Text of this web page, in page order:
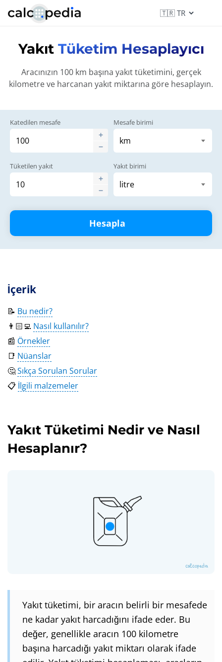
Yakıt Tüketim Hesaplayıcı
Aracınızın 100 km başına yakıt tüketimini, gerçek
kilometre ve harcanan yakıt miktarına göre hesaplayın.
Katedilen mesafe Mesafe birimi
Tüketilen yakıt Yakıt birimi
Hesapla
İçerik
📝 Bu nedir?
👨🏻‍💻 Nasıl kullanılır?
📰 Örnekler
📑 Nüanslar
🤔Sıkça Sorulan Sorular
📋 İlgili malzemeler
Yakıt Tüketimi Nedir ve Nasıl
Hesaplanır?
Yakıt tüketimi, bir aracın belirli bir mesafede
ne kadar yakıt harcadığını ifade eder. Bu
değer, genellikle aracın 100 kilometre
başına harcadığı yakıt miktarı olarak ifade